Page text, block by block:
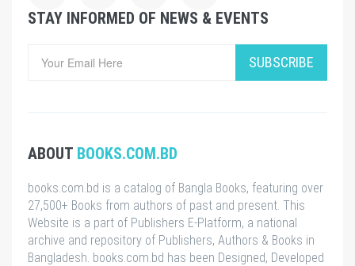
STAY INFORMED OF NEWS & EVENTS
SUBSCRIBE
ABOUT BOOKS.COM.BD
books.com.bd is a catalog of Bangla Books, featuring over
27,500+ Books from authors of past and present. This
Website is a part of Publishers E-Platform, a national
archive and repository of Publishers, Authors & Books in
Bangladesh. books.com.bd has been Designed, Developed